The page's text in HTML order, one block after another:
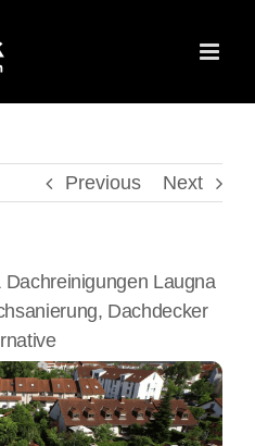
Previous Next
Laugna
Dachdecker